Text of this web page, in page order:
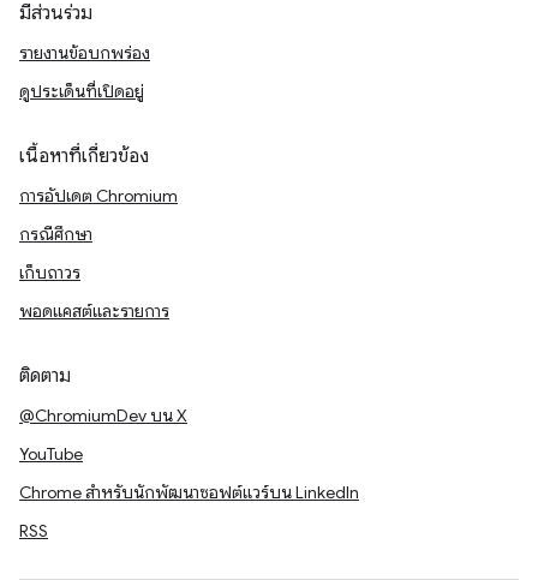
มีส่วนร่วม
รายงานข้อบกพร่อง
ดูประเด็นที่เปิดอยู่
เนื้อหาที่เกี่ยวข้อง
การอัปเดต Chromium
กรณีศึกษา
เก็บถาวร
พอดแคสต์และรายการ
ติดตาม
@ChromiumDev บน X
YouTube
Chrome สำหรับนักพัฒนาซอฟต์แวร์บน LinkedIn
RSS